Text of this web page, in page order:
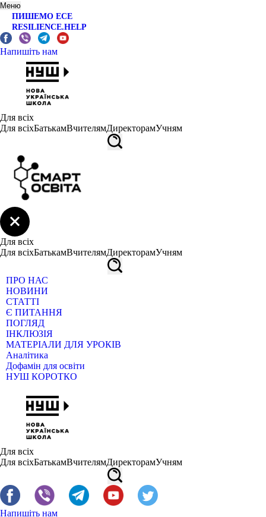
Меню
ПИШЕМО ЕСЕ
RESILIENCE.HELP
Напишіть нам
Для всіх
Для всіхБатькамВчителямДиректорамУчням
Для всіх
Для всіхБатькамВчителямДиректорамУчням
ПРО НАС
НОВИНИ
СТАТТІ
Є ПИТАННЯ
ПОГЛЯД
ІНКЛЮЗІЯ
МАТЕРІАЛИ ДЛЯ УРОКІВ
Аналітика
Дофамін для освіти
НУШ КОРОТКО
Для всіх
Для всіхБатькамВчителямДиректорамУчням
Напишіть нам